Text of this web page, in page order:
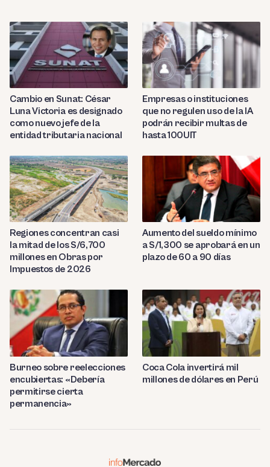
Cambio en Sunat: César
Luna Victoria es designado
como nuevo jefe de la
entidad tributaria nacional
Empresas o instituciones
que no regulen uso de la IA
podrán recibir multas de
hasta 100UIT
Regiones concentran casi
la mitad de los S/6,700
millones en Obras por
Impuestos de 2026
Aumento del sueldo mínimo
a S/1,300 se aprobará en un
plazo de 60 a 90 días
Burneo sobre reelecciones
encubiertas: «Debería
permitirse cierta
permanencia»
Coca Cola invertirá mil
millones de dólares en Perú